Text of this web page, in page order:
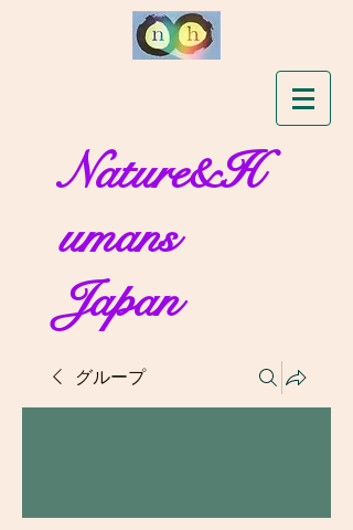
Nature&H
umans
Japan
グループ